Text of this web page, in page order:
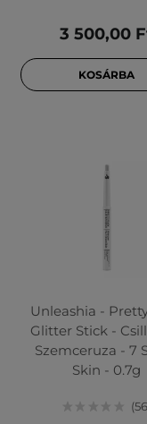
3 500,00
KOSÁRBA
Unleashia -
Glitter Stick -
Szemceruza - 7
Skin - 0.7g
56